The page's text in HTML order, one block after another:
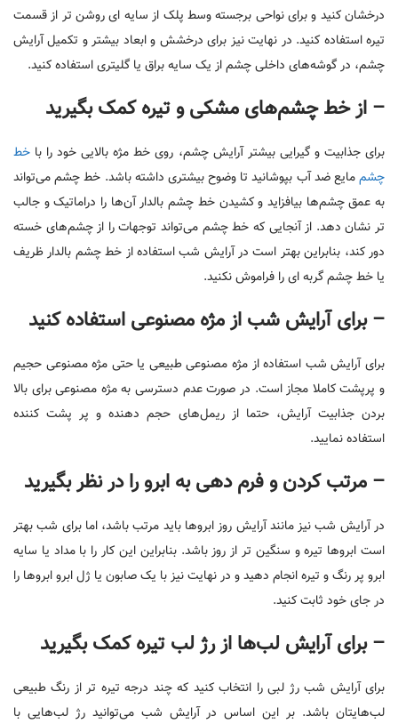
درخشان کنید و برای نواحی برجسته وسط پلک از سایه ای روشن تر از قسمت
تیره استفاده کنید. در نهایت نیز برای درخشش و ابعاد بیشتر و تکمیل آرایش
چشم، در گوشه‌های داخلی چشم از یک سایه براق یا گلیتری استفاده کنید.
– از خط چشم‌های مشکی و تیره کمک بگیرید
برای جذابیت و گیرایی بیشتر آرایش چشم، روی خط مژه بالایی خود را با خط
چشممایع ضد آب بپوشانید تا وضوح بیشتری داشته باشد. خط چشم می‌تواند
به عمق چشم‌ها بیافزاید و کشیدن خط چشم بالدار آن‌ها را دراماتیک و جالب
تر نشان دهد. از آنجایی که خط چشم می‌تواند توجهات را از چشم‌های خسته
دور کند، بنابراین بهتر است در آرایش شب استفاده از خط چشم بالدار ظریف
یا خط چشم گربه ای را فراموش نکنید.
– برای آرایش شب از مژه مصنوعی استفاده کنید
برای آرایش شب استفاده از مژه مصنوعی طبیعی یا حتی مژه مصنوعی حجیم
و پرپشت کاملا مجاز است. در صورت عدم دسترسی به مژه مصنوعی برای بالا
بردن جذابیت آرایش، حتما از ریمل‌های حجم دهنده و پر پشت کننده
استفاده نمایید.
– مرتب کردن و فرم دهی به ابرو را در نظر بگیرید
در آرایش شب نیز مانند آرایش روز ابروها باید مرتب باشد، اما برای شب بهتر
است ابروها تیره و سنگین تر از روز باشد. بنابراین این کار را با مداد یا سایه
ابرو پر رنگ و تیره انجام دهید و در نهایت نیز با یک صابون یا ژل ابرو ابروها را
در جای خود ثابت کنید.
– برای آرایش لب‌ها از رژ لب تیره کمک بگیرید
برای آرایش شب رژ لبی را انتخاب کنید که چند درجه تیره تر از رنگ طبیعی
لب‌هایتان باشد. بر این اساس در آرایش شب می‌توانید رژ لب‌هایی با